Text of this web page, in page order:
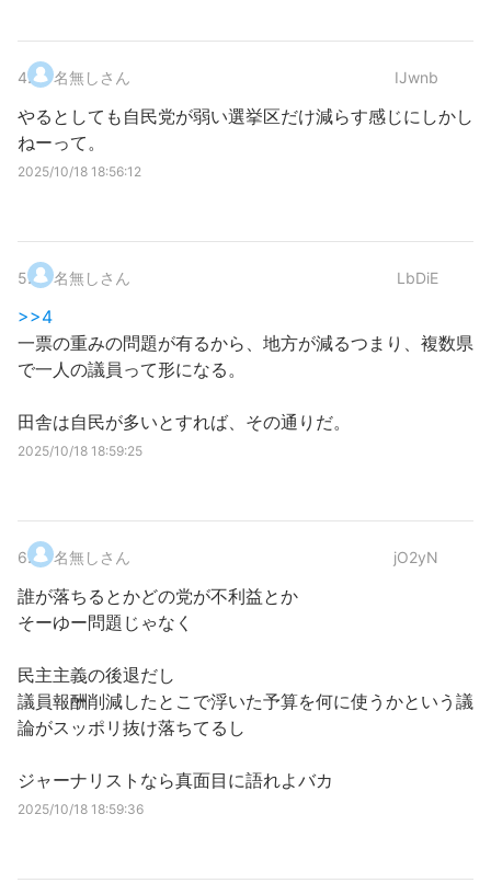
4. 名無しさん IJwnb
やるとしても自民党が弱い選挙区だけ減らす感じにしかし
ねーって。
2025/10/18 18:56:12
5. 名無しさん LbDiE
>>4
一票の重みの問題が有るから、地方が減るつまり、複数県
で一人の議員って形になる。
田舎は自民が多いとすれば、その通りだ。
2025/10/18 18:59:25
6. 名無しさん jO2yN
誰が落ちるとかどの党が不利益とか
そーゆー問題じゃなく
民主主義の後退だし
議員報酬削減したとこで浮いた予算を何に使うかという議
論がスッポリ抜け落ちてるし
ジャーナリストなら真面目に語れよバカ
2025/10/18 18:59:36